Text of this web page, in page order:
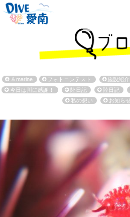
＆marine フォトコンテスト 施設紹介
今日は川に感謝！
陸日記 陸日記
私の想い
お知らせ